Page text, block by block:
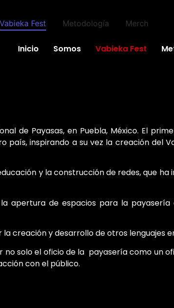
Vabieka Fest Metodología Merch
Inicio Somos Vabieka Fest
de Payasas, en Puebla, México. El
país, inspirando a su vez la creación del
y la construcción de redes, que
apertura de espacios para la
creación y desarrollo de otros lenguajes
solo el oficio de la payasería como un
con el público.